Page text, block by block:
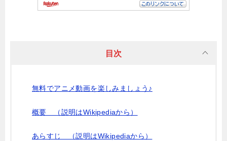
目次
無料でアニメ動画を楽しみましょう♪
概要 （説明はWikipediaから）
あらすじ （説明はWikipediaから）